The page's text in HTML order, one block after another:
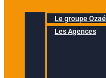
Le groupe Ozaé
Les Agences